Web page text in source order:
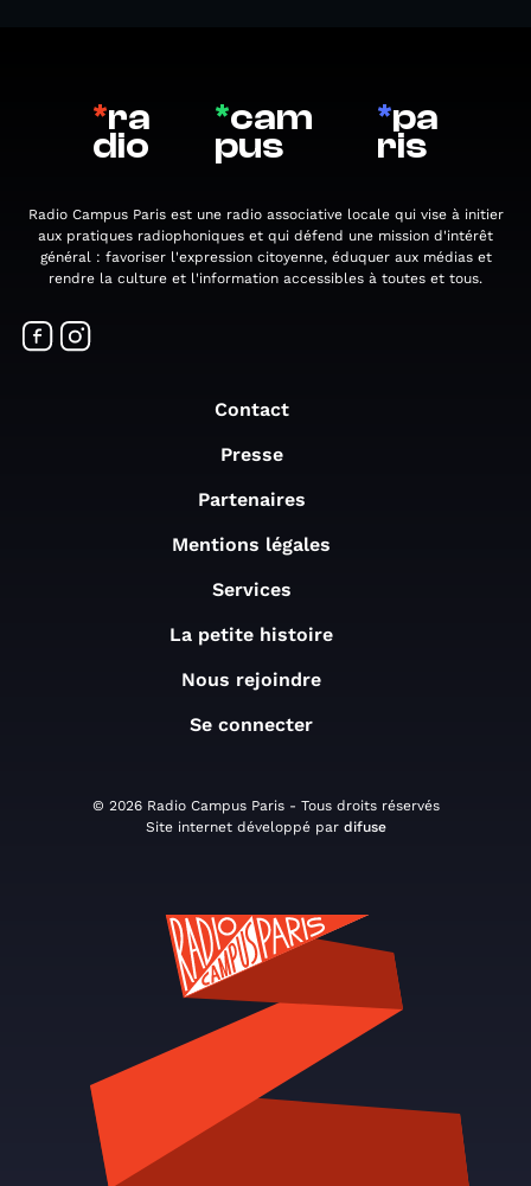
*ra
dio
*cam
pus
*pa
ris
Radio Campus Paris est une radio associative locale qui vise à initier
aux pratiques radiophoniques et qui défend une mission d'intérêt
général : favoriser l'expression citoyenne, éduquer aux médias et
rendre la culture et l'information accessibles à toutes et tous.
Contact
Presse
Partenaires
Mentions légales
Services
La petite histoire
Nous rejoindre
Se connecter
© 2026 Radio Campus Paris - Tous droits réservés
Site internet développé par difuse